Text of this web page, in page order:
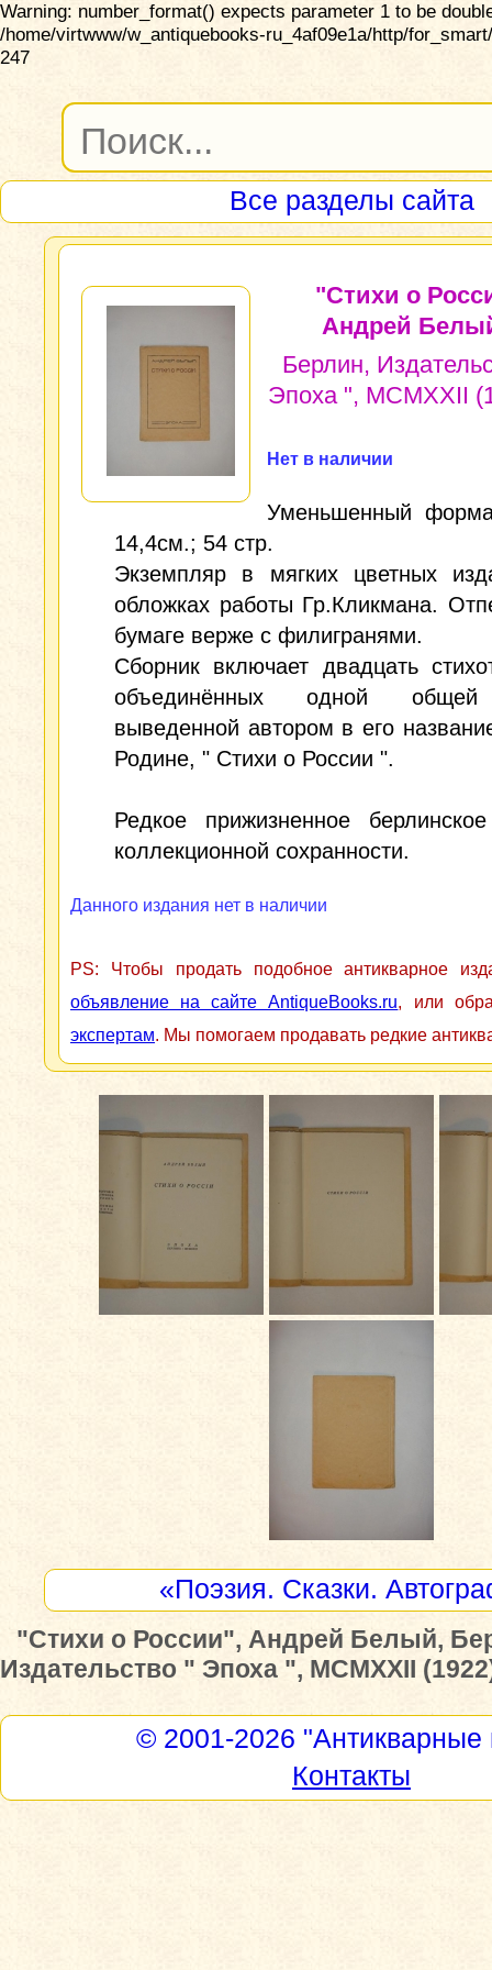
Warning: number_format() expects parameter 1 to be
/home/virtwww/w_antiquebooks-ru_4af09e1a/http/
247
Все разделы сайта
"Стихи о
Андрей
Берлин,
Эпоха ", MCMXXII
Нет в наличии
Уменьшенный
14,4см.; 54 стр.
Экземпляр в мягких цветных
обложках работы Гр.Кликмана.
бумаге верже с филигранями.
Сборник включает двадцать
объединённых одной
выведенной автором в его
Родине, " Стихи о России ".
Редкое прижизненное
коллекционной сохранности.
Данного издания нет в наличии
PS: Чтобы продать подобное антикварное
объявление на сайте AntiqueBooks.ru, или
экспертам. Мы помогаем продавать редкие
«Поэзия. Сказки.
"Стихи о России", Андрей Белый,
Издательство " Эпоха ", MCMXXII
© 2001-2026 "Антикварные
Контакты